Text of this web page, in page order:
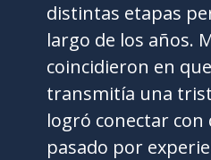
distintas etapas
largo de los años.
coincidieron en
transmitía una
logró conectar con
pasado por